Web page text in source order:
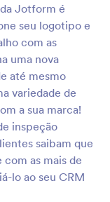
Jotform é
seu logotipo e
com as
uma nova
até mesmo
variedade de
a sua marca!
inspeção
saibam que
as mais de
lo ao seu CRM
Avaliação e
cliques
arrastar e
e elementos
negócio.
com
sincronizar
essas
você pode
da COVID-